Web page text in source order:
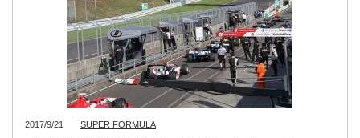
2017/9/21 SUPER FORMULA